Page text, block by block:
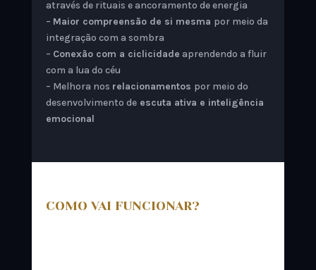
através de rituais e ancoramento de energia
– Maior compreensão de si mesma por meio da
integração com a sombra
– Conexão com a ciclicidade aprendendo a fluir
com a lua do céu
– Melhora nos relacionamentos por meio do
desenvolvimento deescuta ativa e inteligência
emocional
COMO VAI FUNCIONAR?⁣